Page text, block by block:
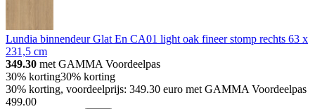
Lundia binnendeur Glat En CA01 light oak fineer stomp rechts 63 x
231,5 cm
349.30 met GAMMA Voordeelpas
30% korting30% korting
30% korting, voordeelprijs: 349.30 euro met GAMMA Voordeelpas
499.00